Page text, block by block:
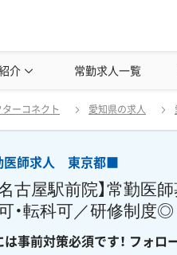
介 常勤求人一覧
修情報 美容外科・美容皮
ーコネクト 愛知県の求人
医師求人 東京都■
古屋駅前院】常勤医
・転科可／研修制度◎
事前対策必須です！ フォロ